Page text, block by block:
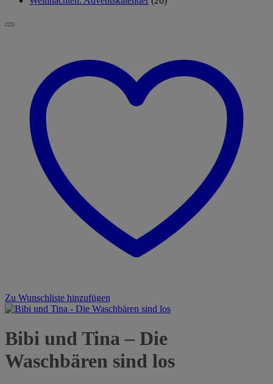
Zu Wunschliste hinzufügen
Bibi und Tina – Die
Waschbären sind los